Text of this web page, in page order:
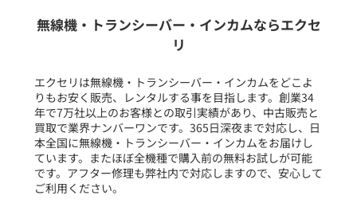
フリーワード入力(製品名等)
選択条件をリセット
無線機・トランシーバー・インカムならエクセ
リ
エクセリは無線機・トランシーバー・インカムをどこよ
りもお安く販売、レンタルする事を目指します。創業34
年で7万社以上のお客様との取引実績があり、中古販売と
買取で業界ナンバーワンです。365日深夜まで対応し、日
本全国に無線機・トランシーバー・インカムをお届けし
ています。またほぼ全機種で購入前の無料お試しが可能
です。アフター修理も弊社内で対応しますので、安心して
ご利用ください。